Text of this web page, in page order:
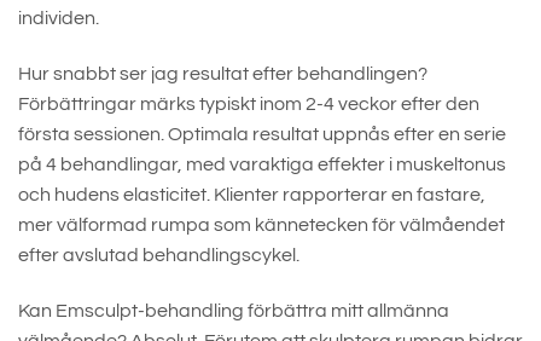
individen.
Hur snabbt ser jag resultat efter behandlingen?
Förbättringar märks typiskt inom 2-4 veckor efter den
första sessionen. Optimala resultat uppnås efter en serie
på 4 behandlingar, med varaktiga effekter i muskeltonus
och hudens elasticitet. Klienter rapporterar en fastare,
mer välformad rumpa som kännetecken för välmåendet
efter avslutad behandlingscykel.
Kan Emsculpt-behandling förbättra mitt allmänna